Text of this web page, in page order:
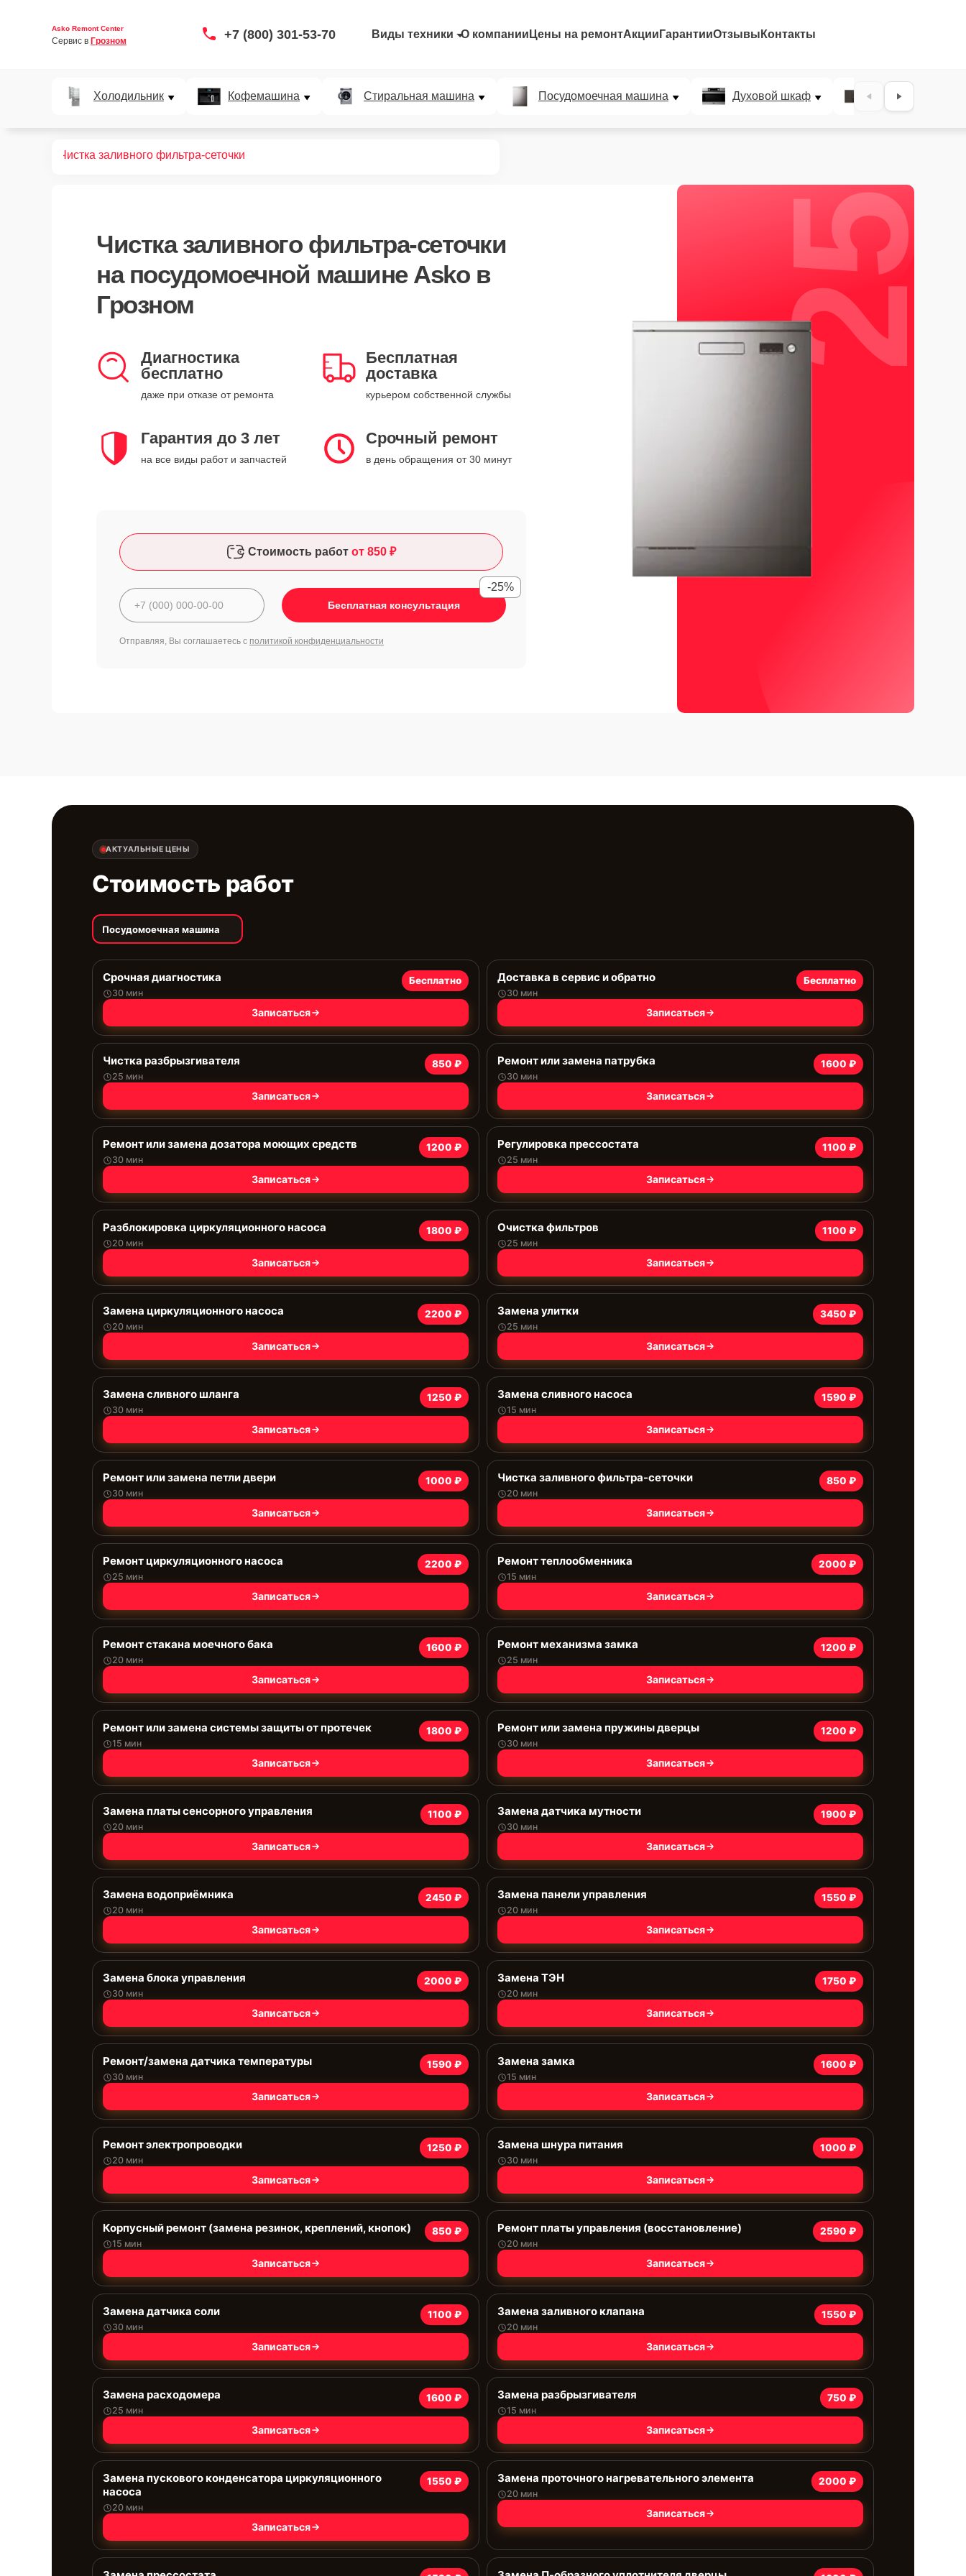
Asko Remont Center
Сервис в Грозном +7 (800) 301-53-70 Виды техники О компании Цены на ремонтАкции ГарантииОтзывы Контакты
Холодильник Кофемашина Стиральная машина Посудомоечная машина Духовой шкаф Варочная
Чистка заливного фильтра-сеточки
Чистка заливного фильтра-сеточки
на посудомоечной машине Asko в
Грозном
Диагностика
бесплатно
даже при отказе от ремонта
Бесплатная
доставка
курьером собственной службы
Гарантия до 3 лет
на все виды работ и запчастей
Срочный ремонт
в день обращения от 30 минут
Стоимость работ от 850 ₽
Бесплатная консультация
-25%
Отправляя, Вы соглашаетесь с политикой конфиденциальности
25%
АКТУАЛЬНЫЕ ЦЕНЫ
Стоимость работ
Посудомоечная машина
Срочная диагностика
30 мин
Бесплатно
Записаться
Доставка в сервис и обратно
30 мин
Бесплатно
Записаться
Чистка разбрызгивателя
25 мин
850 ₽
Записаться
Ремонт или замена патрубка
30 мин
1600 ₽
Записаться
Ремонт или замена дозатора моющих средств
30 мин
1200 ₽
Записаться
Регулировка прессостата
25 мин
1100 ₽
Записаться
Разблокировка циркуляционного насоса
20 мин
1800 ₽
Записаться
Очистка фильтров
25 мин
1100 ₽
Записаться
Замена циркуляционного насоса
20 мин
2200 ₽
Записаться
Замена улитки
25 мин
3450 ₽
Записаться
Замена сливного шланга
30 мин
1250 ₽
Записаться
Замена сливного насоса
15 мин
1590 ₽
Записаться
Ремонт или замена петли двери
30 мин
1000 ₽
Записаться
Чистка заливного фильтра-сеточки
20 мин
850 ₽
Записаться
Ремонт циркуляционного насоса
25 мин
2200 ₽
Записаться
Ремонт теплообменника
15 мин
2000 ₽
Записаться
Ремонт стакана моечного бака
20 мин
1600 ₽
Записаться
Ремонт механизма замка
25 мин
1200 ₽
Записаться
Ремонт или замена системы защиты от протечек
15 мин
1800 ₽
Записаться
Ремонт или замена пружины дверцы
30 мин
1200 ₽
Записаться
Замена платы сенсорного управления
20 мин
1100 ₽
Записаться
Замена датчика мутности
30 мин
1900 ₽
Записаться
Замена водоприёмника
20 мин
2450 ₽
Записаться
Замена панели управления
20 мин
1550 ₽
Записаться
Замена блока управления
30 мин
2000 ₽
Записаться
Замена ТЭН
20 мин
1750 ₽
Записаться
Ремонт/замена датчика температуры
30 мин
1590 ₽
Записаться
Замена замка
15 мин
1600 ₽
Записаться
Ремонт электропроводки
20 мин
1250 ₽
Записаться
Замена шнура питания
30 мин
1000 ₽
Записаться
Корпусный ремонт (замена резинок, креплений, кнопок)
15 мин
850 ₽
Записаться
Ремонт платы управления (восстановление)
20 мин
2590 ₽
Записаться
Замена датчика соли
30 мин
1100 ₽
Записаться
Замена заливного клапана
20 мин
1550 ₽
Записаться
Замена расходомера
25 мин
1600 ₽
Записаться
Замена разбрызгивателя
15 мин
750 ₽
Записаться
Замена пускового конденсатора циркуляционного
насоса
20 мин
1550 ₽
Записаться
Замена проточного нагревательного элемента
20 мин
2000 ₽
Записаться